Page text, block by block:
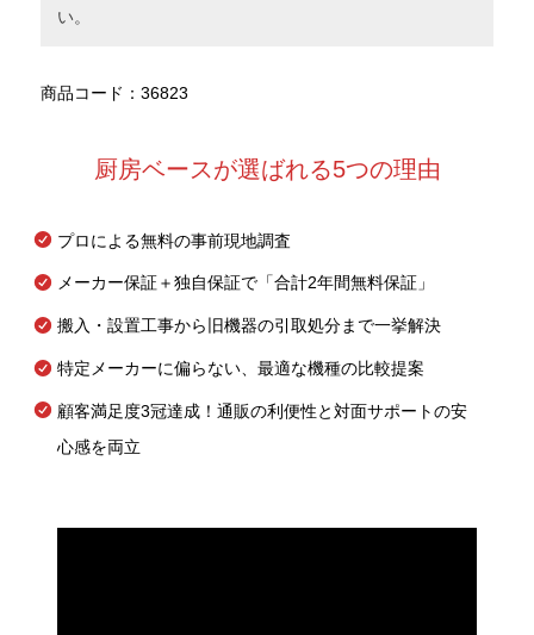
い。
商品コード：36823
厨房ベースが選ばれる5つの理由
プロによる無料の事前現地調査
メーカー保証＋独自保証で「合計2年間無料保証」
搬入・設置工事から旧機器の引取処分まで一挙解決
特定メーカーに偏らない、最適な機種の比較提案
顧客満足度3冠達成！通販の利便性と対面サポートの安
心感を両立